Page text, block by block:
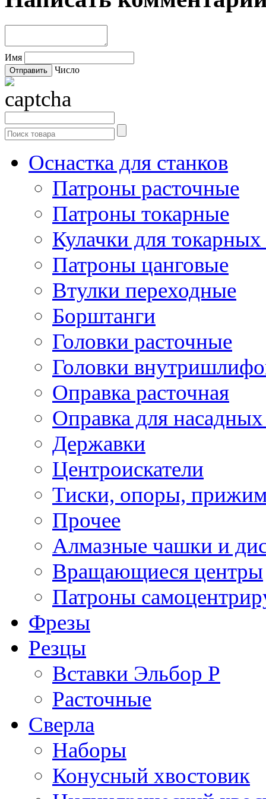
Имя
Число
Оснастка для станков
Патроны расточные
Патроны токарные
Кулачки для
Патроны цанговые
Втулки переходные
Борштанги
Головки расточные
Головки
Оправка расточная
Оправка для
Державки
Центроискатели
Тиски, опоры,
Прочее
Алмазные чашки и
Вращающиеся центры
Патроны
Фрезы
Резцы
Вставки Эльбор Р
Расточные
Сверла
Наборы
Конусный хвостовик